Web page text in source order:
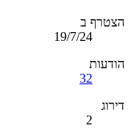
הצטרף ב
19/7/24
הודעות
32
דירוג
2